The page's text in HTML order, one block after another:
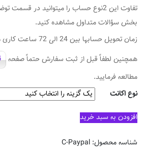
تفاوت این 2نوع حساب را میتوانید در
بخش سؤالات متداول مشاهده کنید.
زمان تحویل حسابها بین 24 الی 72 ساعت کاری میباشد.
همچنین لطفاً قبل از ثبت سفارش حتماً صفحه
مطالعه فرمایید.
نوع اکانت
افتتاح
پی
افزودن به سبد خرید
شناسه محصول: C-Paypal